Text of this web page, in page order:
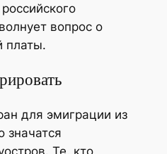
вопрос о
платы.
для эмиграции из
значатся